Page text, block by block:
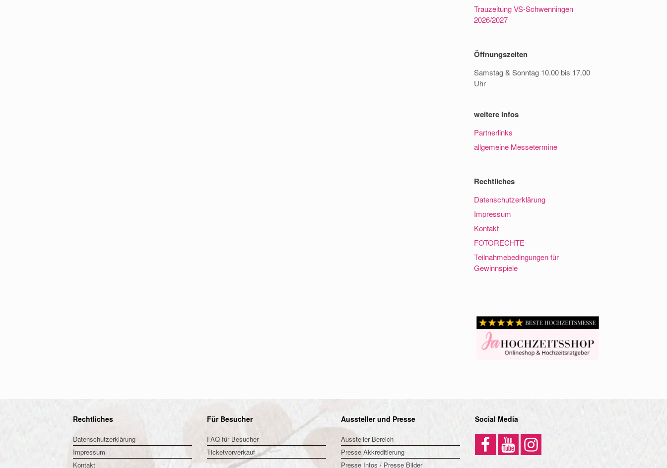
Trauzeitung VS-Schwenningen
2026/2027
Öffnungszeiten
Samstag & Sonntag 10.00 bis 17.00
Uhr
weitere Infos
Partnerlinks
allgemeine Messetermine
Rechtliches
Datenschutzerklärung
Impressum
Kontakt
FOTORECHTE
Teilnahmebedingungen für
Gewinnspiele
Rechtliches
Datenschutzerklärung
Impressum
Kontakt
Für Besucher
FAQ für Besucher
Ticketvorverkauf
Aussteller und Presse
Aussteller Bereich
Presse Akkreditierung
Presse Infos / Presse Bilder
Social Media